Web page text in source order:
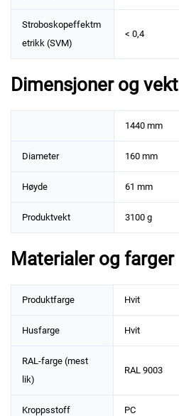
Stroboskopeffektm
etrikk (SVM)
< 0,4
Dimensjoner og vekt
1440 mm
Diameter 160 mm
Høyde 61 mm
Produktvekt 3100 g
Materialer og farger
Produktfarge Hvit
Husfarge Hvit
RAL-farge (mest
lik)
RAL 9003
Kroppsstoff PC